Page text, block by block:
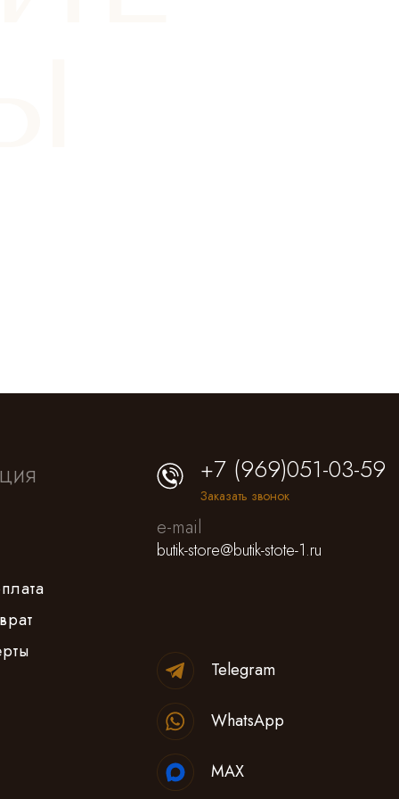
+7 (969)051-03-59
Заказать звонок
e-mail
butik-store@butik-stote-1.ru
Telegram
WhatsApp
MAX